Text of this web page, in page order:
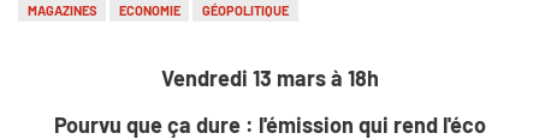
MAGAZINES ECONOMIE GÉOPOLITIQUE
Vendredi 13 mars à 18h
Pourvu que ça dure : l'émission qui rend l'éco